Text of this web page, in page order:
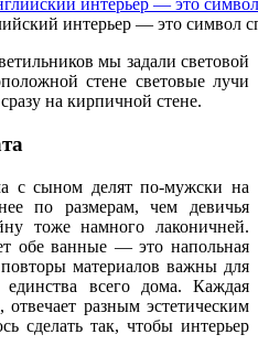
интерьер — это
мы задали световой
стене световые лучи
на кирпичной стене.
с сыном делят по-мужски на
по размерам, чем девичья
тоже намного лаконичней.
обе ванные — это напольная
материалов важны для
единства всего дома. Каждая
отвечает разным эстетическим
сделать так, чтобы интерьер